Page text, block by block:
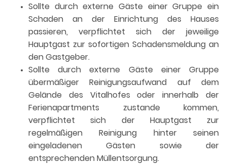
Sollte durch externe Gäste einer Gruppe ein
Schaden an der Einrichtung des Hauses
passieren, verpflichtet sich der jeweilige
Hauptgast zur sofortigen Schadensmeldung an
den Gastgeber.
Sollte durch externe Gäste einer Gruppe
übermäßiger Reinigungsaufwand auf dem
Gelände des Vitalhofes oder innerhalb der
Ferienapartments zustande kommen,
verpflichtet sich der Hauptgast zur
regelmäßigen Reinigung hinter seinen
eingeladenen Gästen sowie der
entsprechenden Müllentsorgung.